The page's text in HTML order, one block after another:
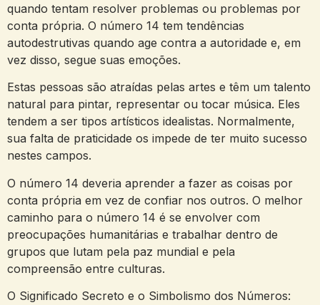
quando tentam resolver problemas ou problemas por
conta própria. O número 14 tem tendências
autodestrutivas quando age contra a autoridade e, em
vez disso, segue suas emoções.
Estas pessoas são atraídas pelas artes e têm um talento
natural para pintar, representar ou tocar música. Eles
tendem a ser tipos artísticos idealistas. Normalmente,
sua falta de praticidade os impede de ter muito sucesso
nestes campos.
O número 14 deveria aprender a fazer as coisas por
conta própria em vez de confiar nos outros. O melhor
caminho para o número 14 é se envolver com
preocupações humanitárias e trabalhar dentro de
grupos que lutam pela paz mundial e pela
compreensão entre culturas.
O Significado Secreto e o Simbolismo dos Números: